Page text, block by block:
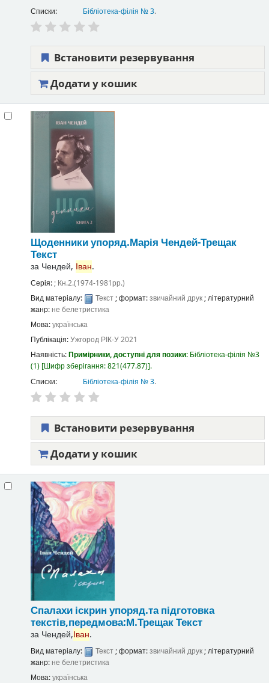
Списки:
Бібліотека-філія № 3.
Встановити резервування
Додати у кошик
Щоденникиупоряд.Марія Чендей-Трещак
Текст
за Чендей, Іван.
Серія:; Кн.2.(1974-1981рр.)
Вид матеріалу:
Текст; формат:звичайний друк; літературний
жанр:не белетристика
Мова:українська
Публікація:Ужгород РІК-У2021
Наявність:Примірники, доступні для позики: Бібліотека-філія №3
(1) Шифр зберігання:821(477.87) .
Списки:
Бібліотека-філія № 3.
Встановити резервування
Додати у кошик
Спалахи іскрин упоряд.та підготовка
текстів,передмова:М.ТрещакТекст
за Чендей,Іван.
Вид матеріалу: Текст; формат:звичайний друк; літературний
жанр: не белетристика
Мова:українська